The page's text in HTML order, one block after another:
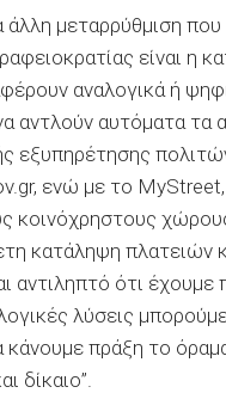
άλλη μεταρρύθμιση
είναι η
αναλογικά ή
αντλούν αυτόματα τα
εξυπηρέτησης
ενώ με το
κοινόχρηστους
κατάληψη πλατειών
αντιληπτό ότι
λύσεις
κάνουμε πράξη το
δίκαιο”.